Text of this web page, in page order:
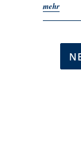
mehr